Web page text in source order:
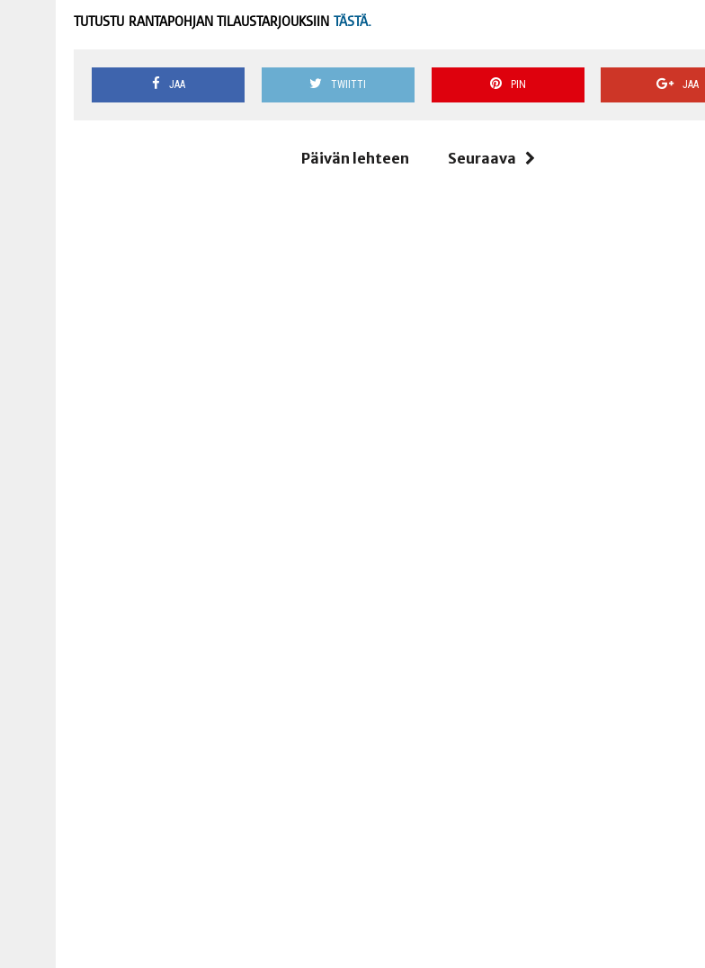
TUTUSTU RANTAPOHJAN TILAUSTARJOUKSIIN TÄSTÄ.
JAA TWIITTI PIN JAA
Päivän lehteen Seuraava